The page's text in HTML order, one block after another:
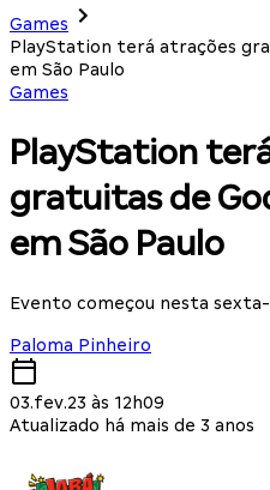
Games
PlayStation terá atrações
em São Paulo
Games
PlayStation
gratuitas de
em São Paulo
Evento começou nesta
Paloma Pinheiro
03.fev.23 às 12h09
Atualizado há mais de 3 anos